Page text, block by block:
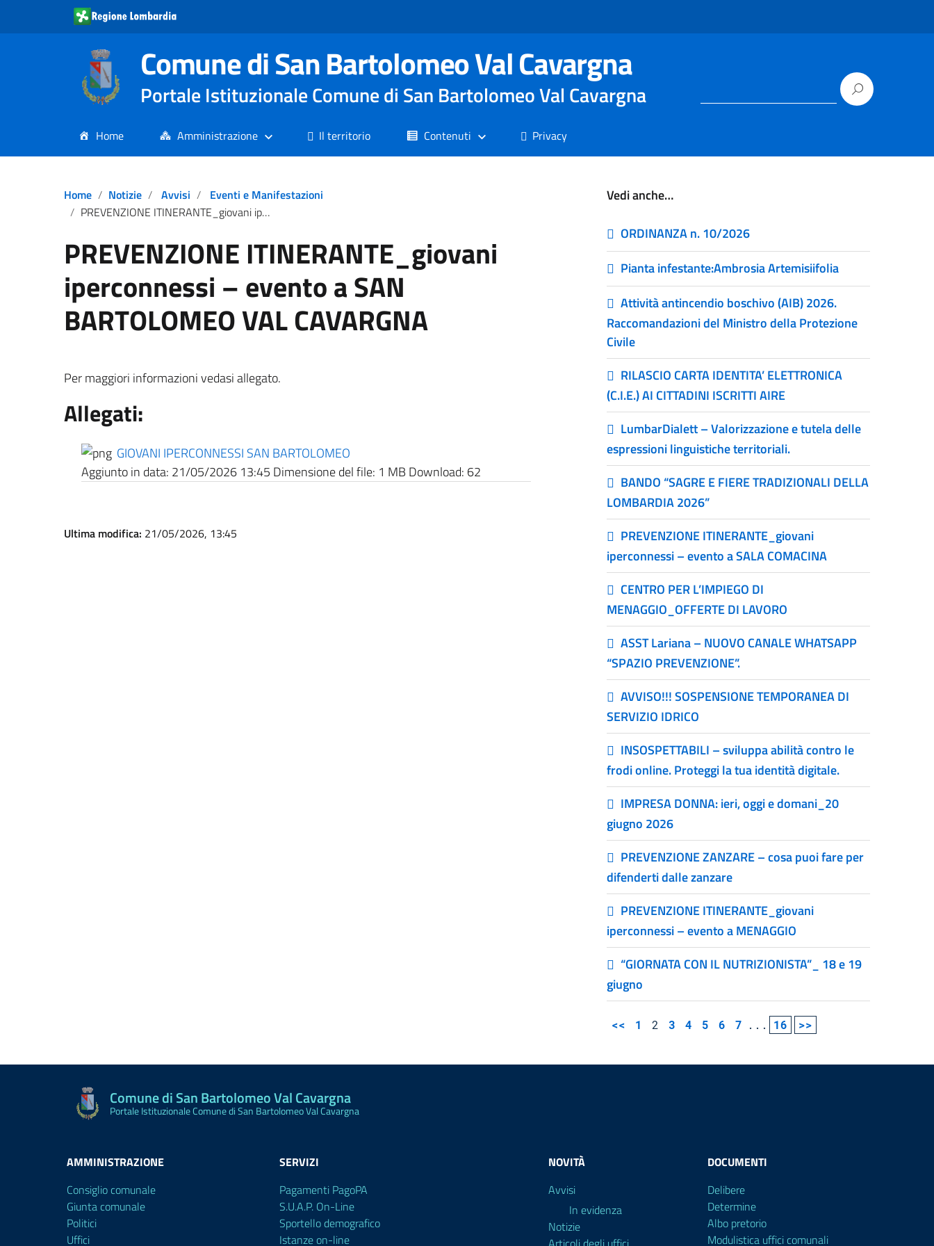
Comune di San Bartolomeo Val Cavargna
Portale Istituzionale Comune di San Bartolomeo Val Cavargna
Home Amministrazione Il territorio Contenuti Privacy
Home Notizie Avvisi
Eventi e Manifestazioni
PREVENZIONE ITINERANTE_giovani iperconnessi – evento a SAN BARTOLOMEO VAL CAVARGNA
PREVENZIONE ITINERANTE_giovani
iperconnessi – evento a SAN
BARTOLOMEO VAL CAVARGNA
Per maggiori informazioni vedasi allegato.
Allegati:
GIOVANI IPERCONNESSI SAN BARTOLOMEO
Aggiunto in data: 21/05/2026 13:45 Dimensione del file: 1 MB Download: 62
Ultima modifica: 21/05/2026, 13:45
Vedi anche…
ORDINANZA n. 10/2026
Pianta infestante:Ambrosia Artemisiifolia
Attività antincendio boschivo (AIB) 2026.
Raccomandazioni del Ministro della Protezione
Civile
RILASCIO CARTA IDENTITA’ ELETTRONICA
(C.I.E.) AI CITTADINI ISCRITTI AIRE
LumbarDialett – Valorizzazione e tutela delle
espressioni linguistiche territoriali.
BANDO “SAGRE E FIERE TRADIZIONALI DELLA
LOMBARDIA 2026”
PREVENZIONE ITINERANTE_giovani
iperconnessi – evento a SALA COMACINA
CENTRO PER L’IMPIEGO DI
MENAGGIO_OFFERTE DI LAVORO
ASST Lariana – NUOVO CANALE WHATSAPP
“SPAZIO PREVENZIONE”.
AVVISO!!! SOSPENSIONE TEMPORANEA DI
SERVIZIO IDRICO
INSOSPETTABILI – sviluppa abilità contro le
frodi online. Proteggi la tua identità digitale.
IMPRESA DONNA: ieri, oggi e domani_20
giugno 2026
PREVENZIONE ZANZARE – cosa puoi fare per
difenderti dalle zanzare
PREVENZIONE ITINERANTE_giovani
iperconnessi – evento a MENAGGIO
“GIORNATA CON IL NUTRIZIONISTA”_ 18 e 19
giugno
<< 1 2 3 4 5 6 7 ... 16 >>
Comune di San Bartolomeo Val Cavargna
Portale Istituzionale Comune di San Bartolomeo Val Cavargna
AMMINISTRAZIONE
Consiglio comunale
Giunta comunale
Politici
Uffici
SERVIZI
Pagamenti PagoPA
S.U.A.P. On-Line
Sportello demografico
Istanze on-line
NOVITÀ
Avvisi
In evidenza
Notizie
DOCUMENTI
Delibere
Determine
Albo pretorio
Modulistica uffici comunali